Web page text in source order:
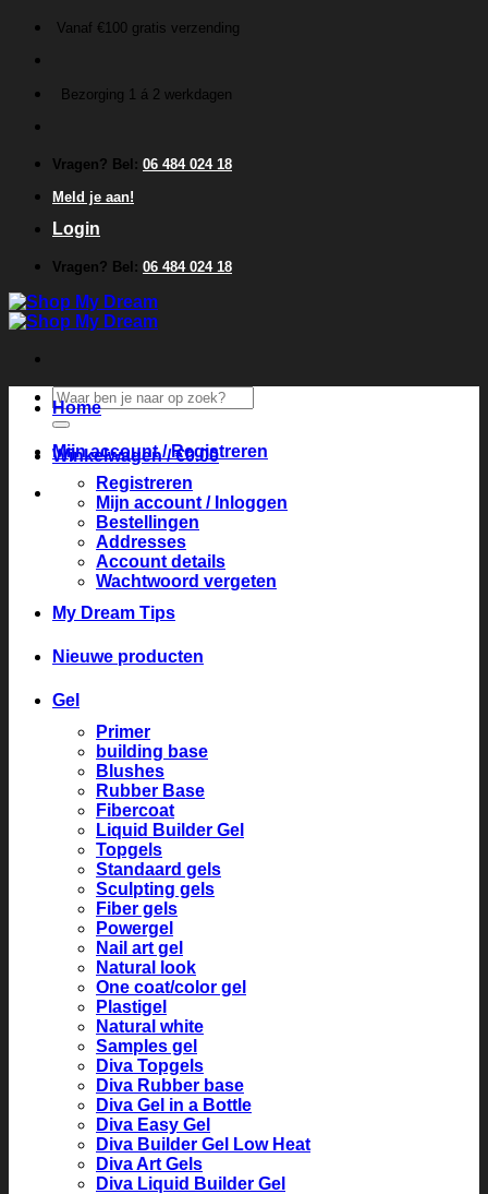
inhoud
Vanaf €100 gratis verzending
Bezorging 1 á 2 werkdagen
Vragen? Bel: 06 484 024 18
Meld je aan!
Login
Vragen? Bel: 06 484 024 18
Zoeken
naar:
Winkelwagen /€0.00
Home
Mijn account / Registreren
Registreren
Mijn account / Inloggen
Bestellingen
Addresses
Account details
Wachtwoord vergeten
My Dream Tips
Nieuwe producten
Gel
Primer
building base
Blushes
Rubber Base
Fibercoat
Liquid Builder Gel
Topgels
Standaard gels
Sculpting gels
Fiber gels
Powergel
Nail art gel
Natural look
One coat/color gel
Plastigel
Natural white
Samples gel
Diva Topgels
Diva Rubber base
Diva Gel in a Bottle
Diva Easy Gel
Diva Builder Gel Low Heat
Diva Art Gels
Diva Liquid Builder Gel